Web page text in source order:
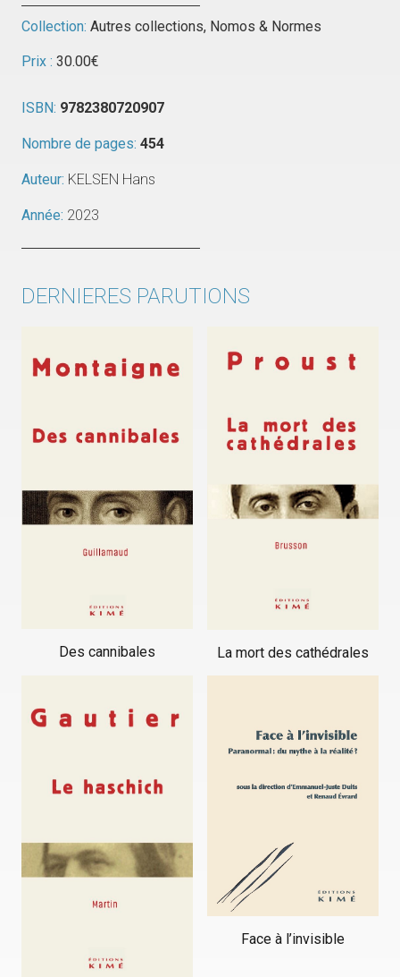
Collection: Autres collections, Nomos & Normes
Prix : 30.00€
ISBN: 9782380720907
Nombre de pages: 454
Auteur: KELSEN Hans
Année: 2023
DERNIERES PARUTIONS
Des cannibales La mort des cathédrales
Face à l’invisible